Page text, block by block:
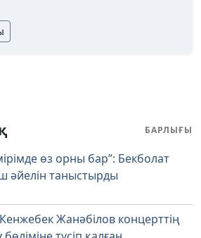
БАРЛЫҒЫ
өз орны бар”: Бекболат
әйелін таныстырды
Жанәбілов концерттің